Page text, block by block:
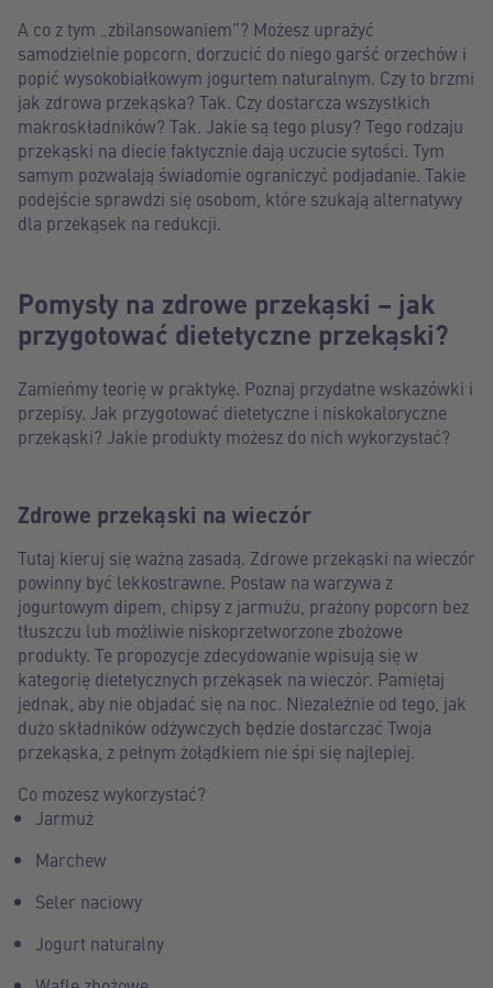
A co z tym „zbilansowaniem”? Możesz uprażyć
samodzielnie popcorn, dorzucić do niego garść orzechów i
popić wysokobiałkowym jogurtem naturalnym. Czy to brzmi
jak zdrowa przekąska? Tak. Czy dostarcza wszystkich
makroskładników? Tak. Jakie są tego plusy? Tego rodzaju
przekąski na diecie faktycznie dają uczucie sytości. Tym
samym pozwalają świadomie ograniczyć podjadanie. Takie
podejście sprawdzi się osobom, które szukają alternatywy
dla przekąsek na redukcji.
Pomysły na zdrowe przekąski – jak
przygotować dietetyczne przekąski?
Zamieńmy teorię w praktykę. Poznaj przydatne wskazówki i
przepisy. Jak przygotować dietetyczne i niskokaloryczne
przekąski? Jakie produkty możesz do nich wykorzystać?
Zdrowe przekąski na wieczór
Tutaj kieruj się ważną zasadą. Zdrowe przekąski na wieczór
powinny być lekkostrawne. Postaw na warzywa z
jogurtowym dipem, chipsy z jarmużu, prażony popcorn bez
tłuszczu lub możliwie niskoprzetworzone zbożowe
produkty. Te propozycje zdecydowanie wpisują się w
kategorię dietetycznych przekąsek na wieczór. Pamiętaj
jednak, aby nie objadać się na noc. Niezależnie od tego, jak
dużo składników odżywczych będzie dostarczać Twoja
przekąska, z pełnym żołądkiem nie śpi się najlepiej.
Co możesz wykorzystać?
Jarmuż
Marchew
Seler naciowy
Jogurt naturalny